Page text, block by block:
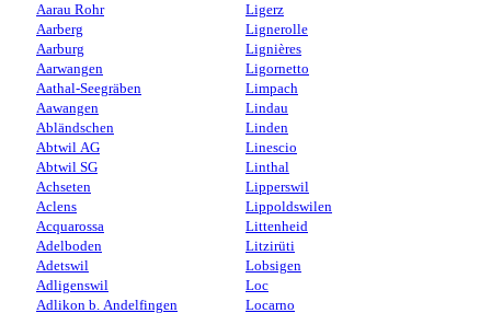
Aarau Rohr
Aarberg
Aarburg
Aarwangen
Aathal-Seegräben
Aawangen
Abländschen
Abtwil AG
Abtwil SG
Achseten
Aclens
Acquarossa
Adelboden
Adetswil
Adligenswil
Adlikon b. Andelfingen
Ligerz
Lignerolle
Lignières
Ligornetto
Limpach
Lindau
Linden
Linescio
Linthal
Lipperswil
Lippoldswilen
Littenheid
Litzirüti
Lobsigen
Loc
Locarno